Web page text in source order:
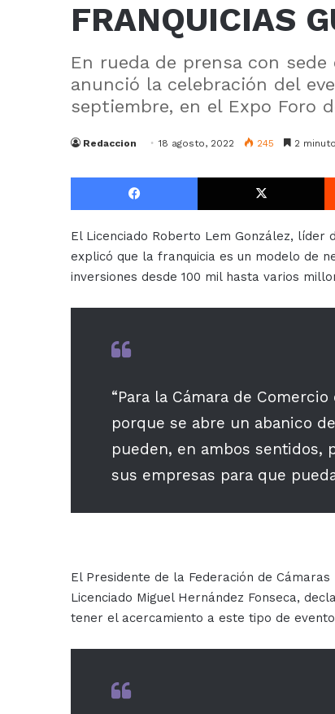
FRANQUICIAS
En rueda de prensa con sede
anunció la celebración del
septiembre, en el Expo Foro
Redaccion 18 agosto, 2022 245 2
Facebook X
El Licenciado Roberto Lem González,
explicó que la franquicia es un modelo de
inversiones desde 100 mil hasta varios
“Para la Cámara de
porque se abre un abanico
pueden, en ambos sentidos,
sus empresas para que
El Presidente de la Federación de
Licenciado Miguel Hernández Fonseca,
tener el acercamiento a este tipo de